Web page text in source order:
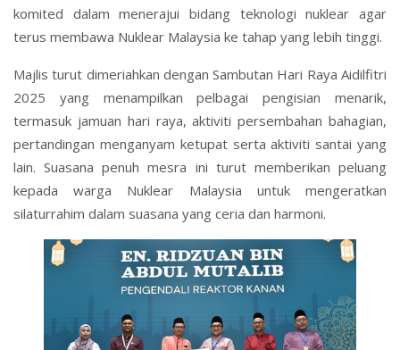
komited dalam menerajui bidang teknologi nuklear agar
terus membawa Nuklear Malaysia ke tahap yang lebih tinggi.
Majlis turut dimeriahkan dengan Sambutan Hari Raya Aidilfitri
2025 yang menampilkan pelbagai pengisian menarik,
termasuk jamuan hari raya, aktiviti persembahan bahagian,
pertandingan menganyam ketupat serta aktiviti santai yang
lain. Suasana penuh mesra ini turut memberikan peluang
kepada warga Nuklear Malaysia untuk mengeratkan
silaturrahim dalam suasana yang ceria dan harmoni.